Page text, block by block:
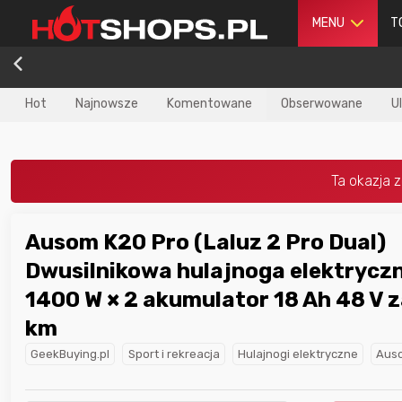
MENU
Hot Najnowsze Komentowane Obserwowane
Ausom K20 Pro (Laluz 2 Pro Dual)
Dwusilnikowa hulajnoga
1400 W × 2 akumulator 18 Ah 48 V
km
GeekBuying.pl Sport i rekreacja Hulajnogi elektryczne
najlepszego
w poprzednim
Nagroda dlanajlepszego
użytkownikaw tym miesiącu: